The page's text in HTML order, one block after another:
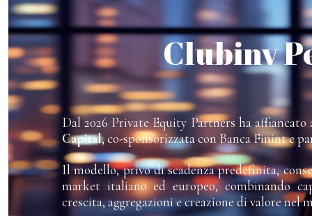
Clubinv
Dal 2026 Private Equity Partners ha
Capital, co-sponsorizzata con Banca Finint e
Il modello, privo di scadenza predefinita,
market italiano ed europeo, combinando
crescita, aggregazioni e creazione di valore nel